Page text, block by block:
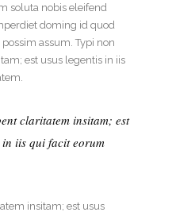
soluta nobis eleifend
doming id quod
assum. Typi non
est usus legentis in iis
claritatem insitam; est
in iis qui facit eorum
insitam; est usus